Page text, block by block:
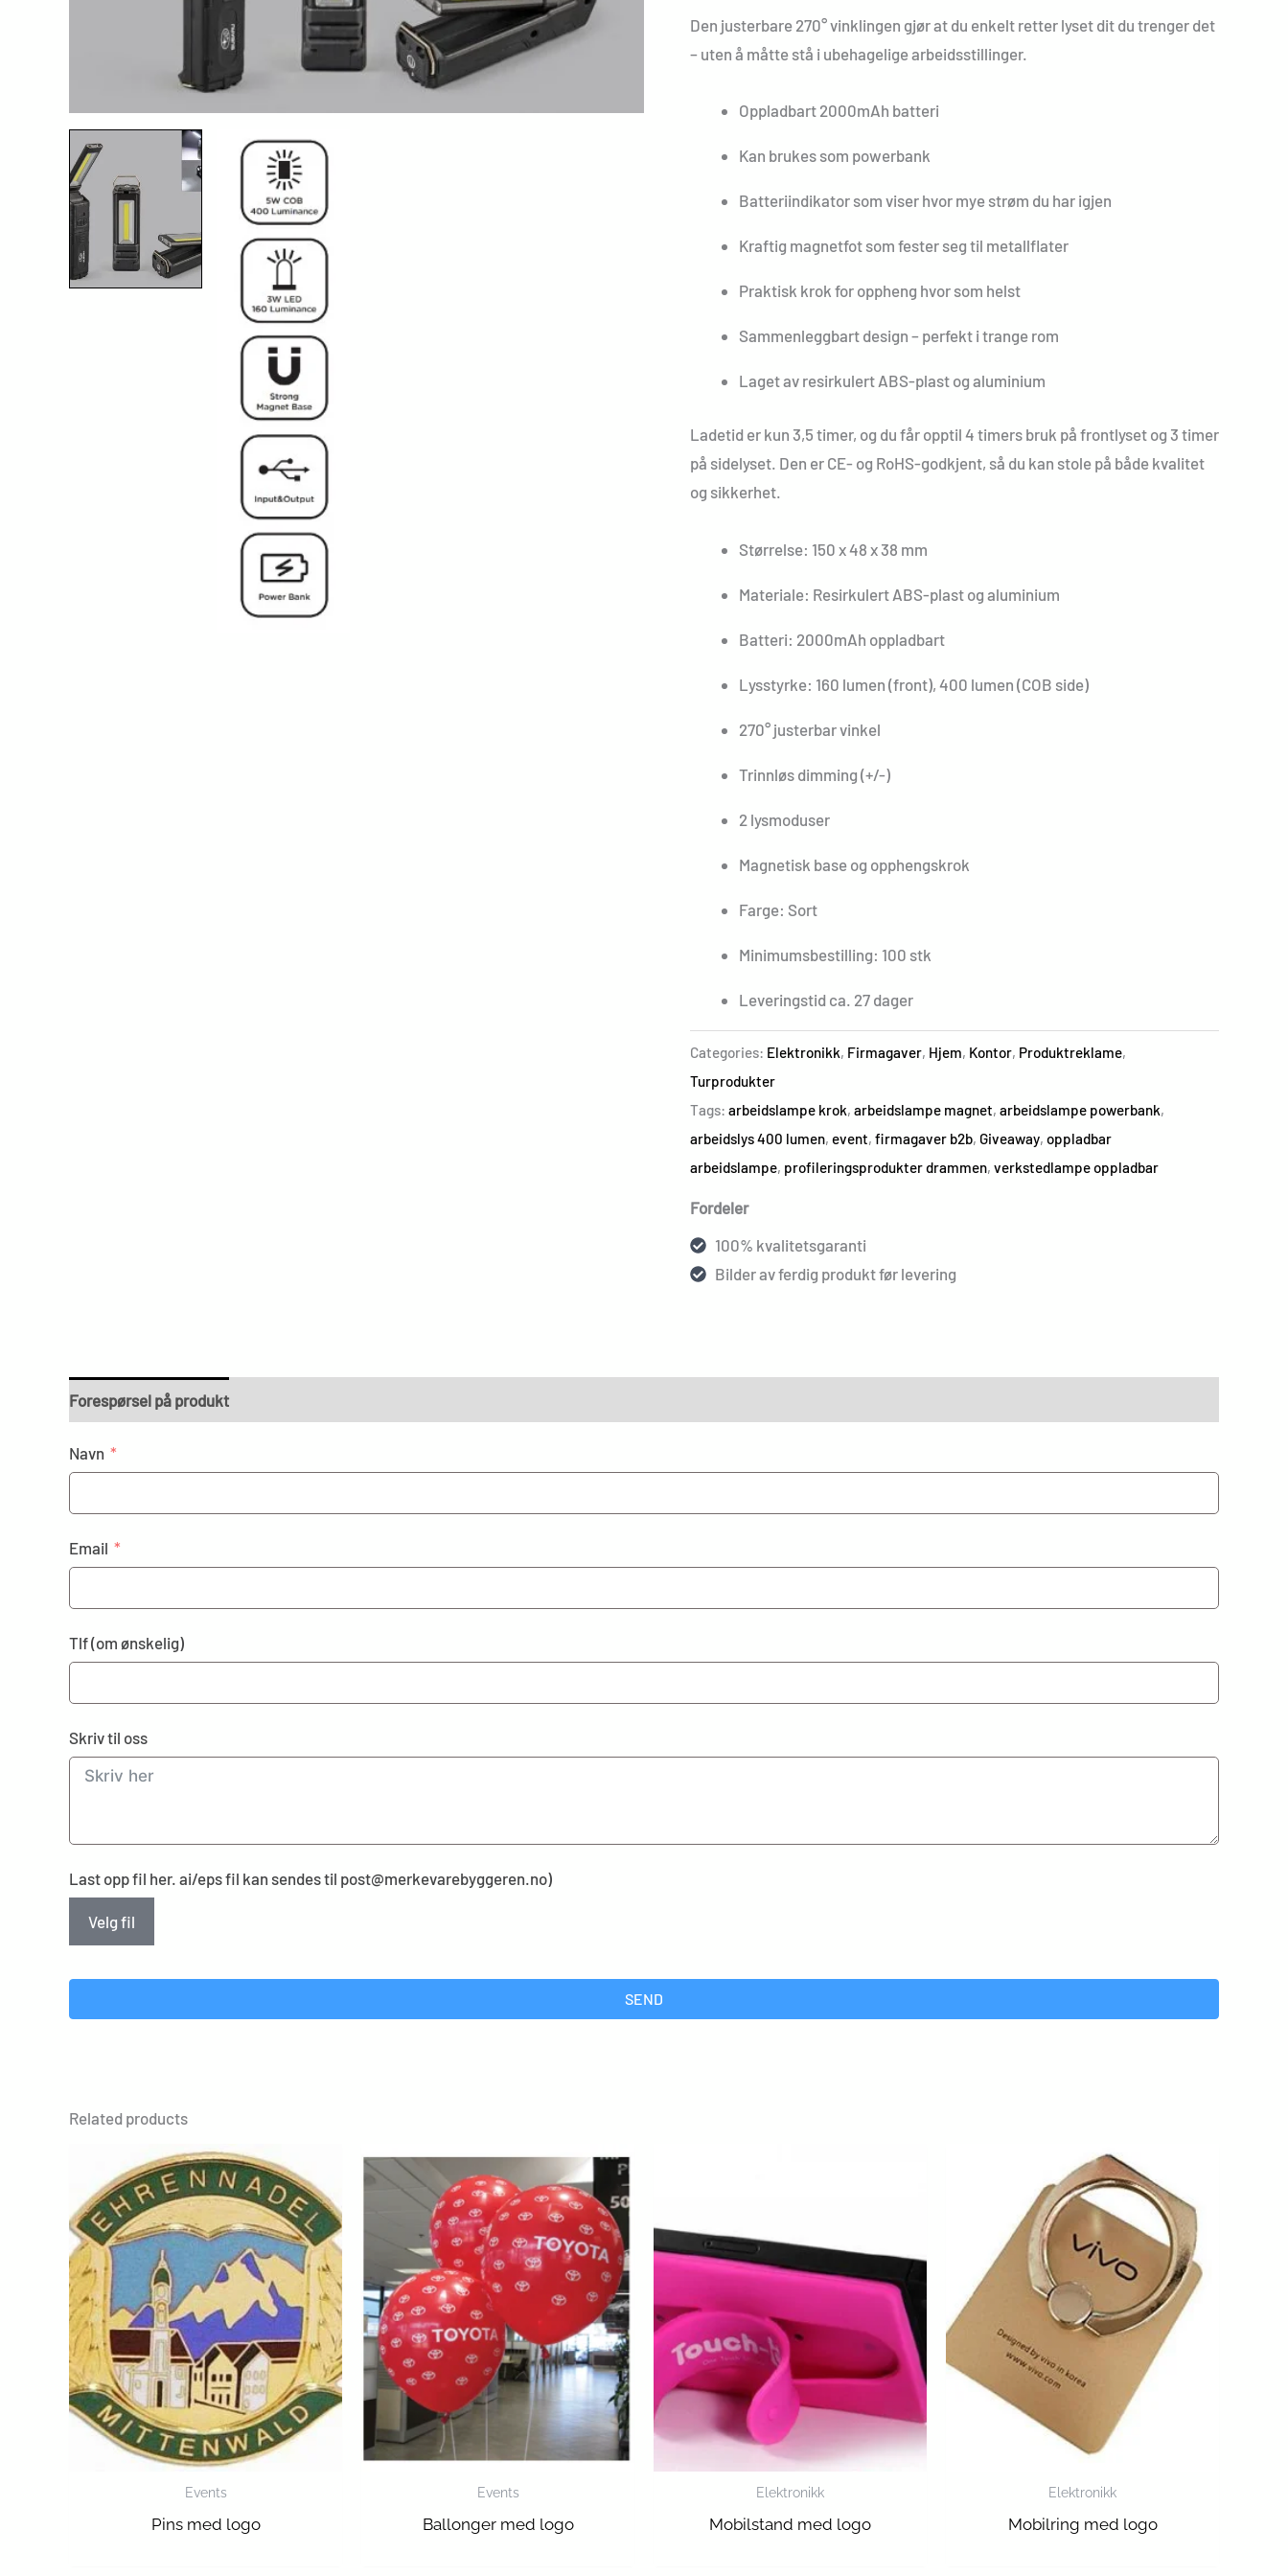
Den justerbare 270° vinklingen gjør at du enkelt retter lyset dit du trenger det
– uten å måtte stå i ubehagelige arbeidsstillinger.
Oppladbart 2000mAh batteri
Kan brukes som powerbank
Batteriindikator som viser hvor mye strøm du har igjen
Kraftig magnetfot som fester seg til metallflater
Praktisk krok for oppheng hvor som helst
Sammenleggbart design – perfekt i trange rom
Laget av resirkulert ABS-plast og aluminium
Ladetid er kun 3,5 timer, og du får opptil 4 timers bruk på frontlyset og 3 timer
på sidelyset. Den er CE- og RoHS-godkjent, så du kan stole på både kvalitet
og sikkerhet.
Størrelse: 150 x 48 x 38 mm
Materiale: Resirkulert ABS-plast og aluminium
Batteri: 2000mAh oppladbart
Lysstyrke: 160 lumen (front), 400 lumen (COB side)
270° justerbar vinkel
Trinnløs dimming (+/-)
2 lysmoduser
Magnetisk base og opphengskrok
Farge: Sort
Minimumsbestilling: 100 stk
Leveringstid ca. 27 dager
Categories: Elektronikk, Firmagaver, Hjem, Kontor, Produktreklame,
Turprodukter
Tags: arbeidslampe krok, arbeidslampe magnet, arbeidslampe powerbank,
arbeidslys 400 lumen, event, firmagaver b2b, Giveaway, oppladbar
arbeidslampe, profileringsprodukter drammen, verkstedlampe oppladbar
Fordeler
100% kvalitetsgaranti
Bilder av ferdig produkt før levering
Forespørsel på produkt
Navn
Email
Tlf (om ønskelig)
Skriv til oss
Last opp fil her. ai/eps fil kan sendes til post@merkevarebyggeren.no)
Velg fil
SEND
Related products
Events
Pins med logo
Events
Ballonger med logo
Elektronikk
Mobilstand med logo
Elektronikk
Mobilring med logo